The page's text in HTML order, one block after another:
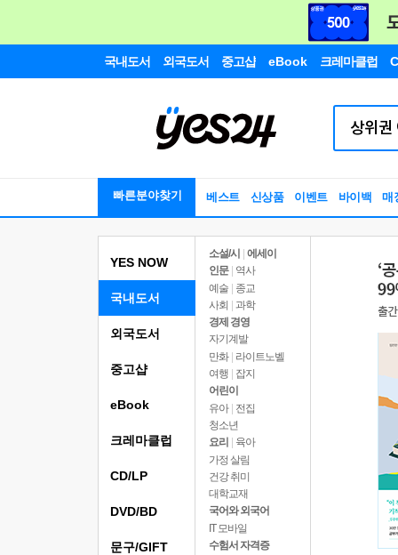
국내도서 외국도서 중고샵 eBook 크레마클럽
빠른분야찾기 베스트 신상품 이벤트 바이백 매
YES NOW
국내도서
소설/시
에세이
인문
역사
예술 | 종교
사회 | 과학
경제 경영
자기계발
만화 | 라이트노벨
여행
잡지
어린이
유아 | 전집
청소년
요리
육아
가정 살림
건강 취미
대학교재
국어와 외국어
IT 모바일
수험서 자격증
외국도서
중고샵
eBook
크레마클럽
CD/LP
DVD/BD
문구/GIFT